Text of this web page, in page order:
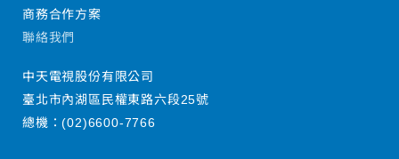
商務合作方案
聯絡我們
中天電視股份有限公司
臺北市內湖區民權東路六段25號
總機：(02)6600-7766